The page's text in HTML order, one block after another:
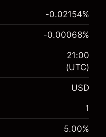
約交易。
$1,000.00
-0.02154
(-$4.31)
-0.02154%
$1,000.00
-0.000682
-0.00068%
21:00
(UTC)
USD
1
5.00%